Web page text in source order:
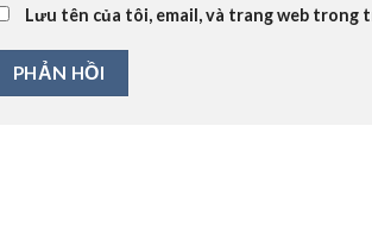
Lưu tên của tôi, email, và trang web trong